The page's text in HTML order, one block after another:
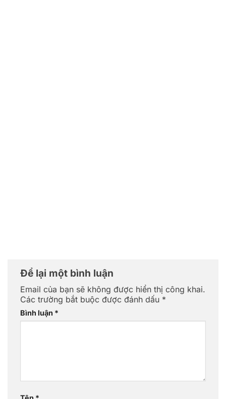
Để lại một bình luận
Email của bạn sẽ không được hiển thị công khai.
Các trường bắt buộc được đánh dấu *
Bình luận *